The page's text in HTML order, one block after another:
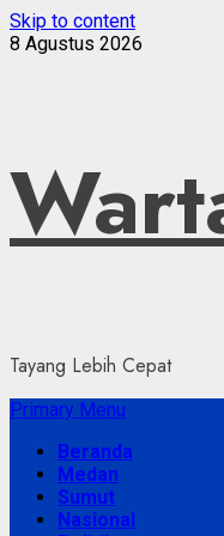
Skip to content
8 Agustus 2026
Tayang Lebih Cepat
Primary Menu
Beranda
Medan
Sumut
Nasional